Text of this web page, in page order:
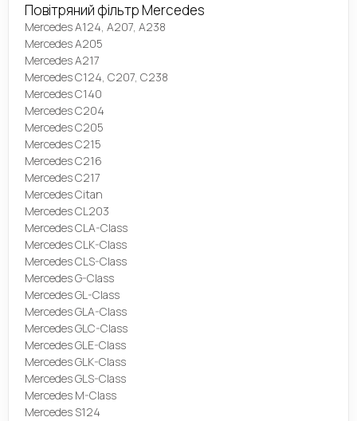
Повітряний фільтр Mercedes
Mercedes A124, A207, A238
Mercedes A205
Mercedes A217
Mercedes C124, C207, C238
Mercedes C140
Mercedes C204
Mercedes C205
Mercedes C215
Mercedes C216
Mercedes C217
Mercedes Citan
Mercedes CL203
Mercedes CLA-Class
Mercedes CLK-Class
Mercedes CLS-Class
Mercedes G-Class
Mercedes GL-Class
Mercedes GLA-Class
Mercedes GLC-Class
Mercedes GLE-Class
Mercedes GLK-Class
Mercedes GLS-Class
Mercedes M-Class
Mercedes S124